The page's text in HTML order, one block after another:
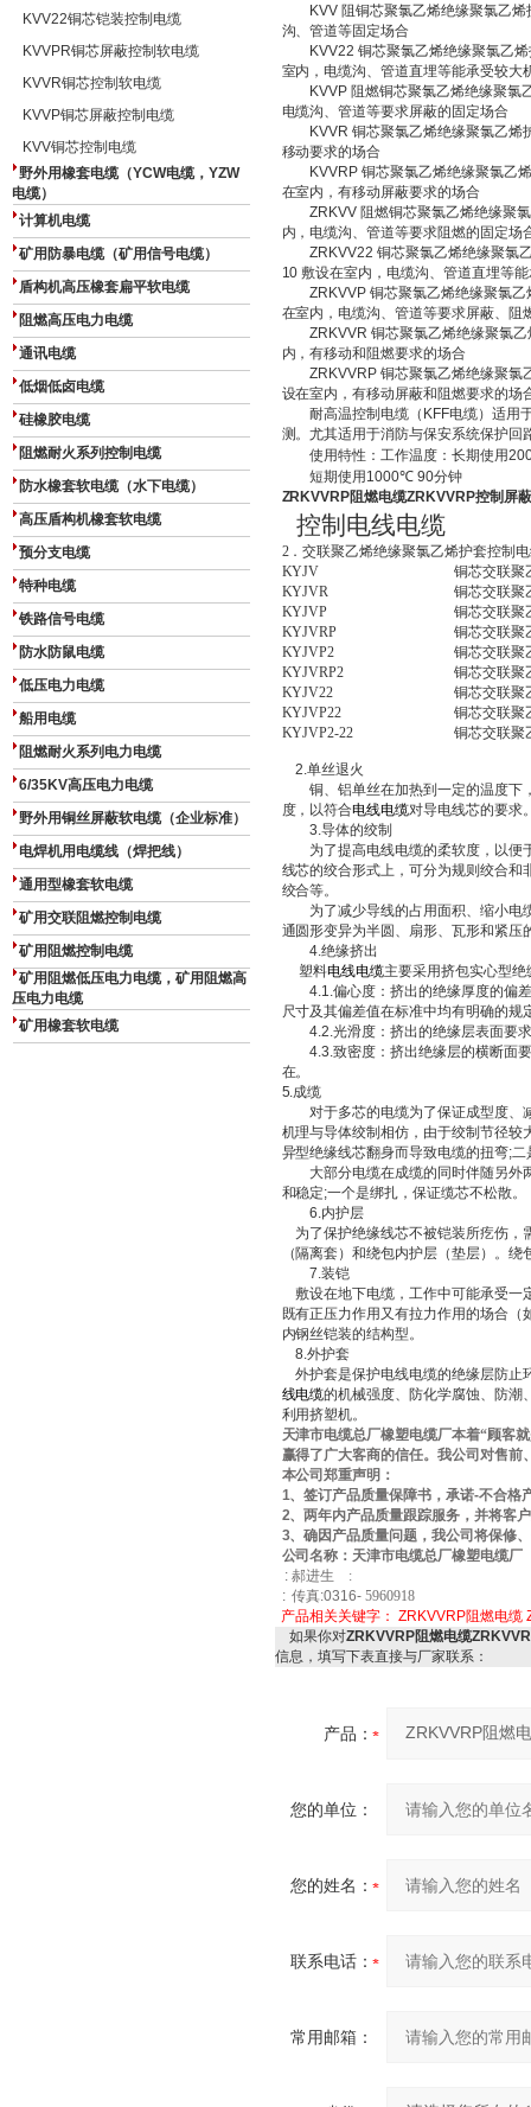
KVV22铜芯铠装控制电缆
KVVPR铜芯屏蔽控制软电缆
KVVR铜芯控制软电缆
KVVP铜芯屏蔽控制电缆
KVV铜芯控制电缆
野外用橡套电缆（YCW电缆，YZW
电缆）
计算机电缆
矿用防暴电缆（矿用信号电缆）
盾构机高压橡套扁平软电缆
阻燃高压电力电缆
通讯电缆
低烟低卤电缆
硅橡胶电缆
阻燃耐火系列控制电缆
防水橡套软电缆（水下电缆）
高压盾构机橡套软电缆
预分支电缆
特种电缆
铁路信号电缆
防水防鼠电缆
低压电力电缆
船用电缆
阻燃耐火系列电力电缆
6/35KV高压电力电缆
野外用铜丝屏蔽软电缆（企业标准）
电焊机用电缆线（焊把线）
通用型橡套软电缆
矿用交联阻燃控制电缆
矿用阻燃控制电缆
矿用阻燃低压电力电缆，矿用阻燃高
压电力电缆
矿用橡套软电缆
KVV 阻铜芯聚氯乙烯绝缘聚氯乙烯
沟、管道等固定场合
KVV22铜芯聚氯乙烯绝缘聚氯乙
室内，电缆沟、管道直埋等能承受较大
KVVP 阻燃铜芯聚氯乙烯绝缘聚氯
电缆沟、管道等要求屏蔽的固定场合
KVVR铜芯聚氯乙烯绝缘聚氯乙烯
移动要求的场合
KVVRP铜芯聚氯乙烯绝缘聚氯乙
在室内，有移动屏蔽要求的场合
ZRKVV 阻燃铜芯聚氯乙烯绝缘聚
内，电缆沟、管道等要求阻燃的固定场
ZRKVV22铜芯聚氯乙烯绝缘聚氯
10敷设在室内，电缆沟、管道直埋等
ZRKVVP铜芯聚氯乙烯绝缘聚氯
在室内，电缆沟、管道等要求屏蔽、阻
ZRKVVR铜芯聚氯乙烯绝缘聚氯
内，有移动和阻燃要求的场合
ZRKVVRP铜芯聚氯乙烯绝缘聚氯
设在室内，有移动屏蔽和阻燃要求的场
耐高温控制电缆（ KFF电缆）适用
测。尤其适用于消防与保安系统保护回
使用特性：工作温度：长期使用
短期使用 1000℃ 90分钟
ZRKVVRP阻燃电缆ZRKVVRP控制屏
4控制电线电缆
2．交联聚乙烯绝缘聚氯乙烯护套控制
KYJV
铜芯交联聚
KYJVR
铜芯交联聚
KYJVP
铜芯交联聚
KYJVRP
铜芯交联聚
KYJVP2
铜芯交联聚
KYJVRP2
铜芯交联聚
KYJV22
铜芯交联聚
KYJVP22
铜芯交联聚
KYJVP2-22
铜芯交联聚
2.单丝退火
铜、铝单丝在加热到一定的温度下
度，以符合电线电缆对导电线芯的要求
3.导体的绞制
为了提高电线电缆的柔软度，以便
线芯的绞合形式上，可分为规则绞合
绞合等。
为了减少导线的占用面积、缩小电
通圆形变异为半圆、扇形、瓦形和紧
4.绝缘挤出
塑料电线电缆主要采用挤包实心型
4.1.偏心度：挤出的绝缘厚度的偏
尺寸及其偏差值在标准中均有明确的规
4.2.光滑度：挤出的绝缘层表面要
4.3.致密度：挤出绝缘层的横断面
在。
5.成缆
对于多芯的电缆为了保证成型度、
机理与导体绞制相仿，由于绞制节径
异型绝缘线芯翻身而导致电缆的扭弯;二
大部分电缆在成缆的同时伴随另外
和稳定;一个是绑扎，保证缆芯不松散。
6.内护层
为了保护绝缘线芯不被铠装所疙伤
（隔离套）和绕包内护层（垫层）。
7.装铠
敷设在地下电缆，工作中可能承受
既有正压力作用又有拉力作用的场合
内钢丝铠装的结构型。
8.外护套
外护套是保护电线电缆的绝缘层防
线电缆的机械强度、防化学腐蚀、防潮
利用挤塑机。
天津市电缆总厂橡塑电缆厂本着“顾客
赢得了广大客商的信任。我公司对售
本公司郑重声明：
1、签订产品质量保障书，承诺-不合格
2、两年内产品质量跟踪服务，并将客
3、确因产品质量问题，我公司将保修
公司名称：天津市电缆总厂橡塑电缆厂
: 郝进生
:
: 传真:0316- 5960918
产品相关关键字：ZRKVVRP阻燃电缆
如果你对ZRKVVRP阻燃电缆
信息，填写下表直接与厂家联系：
产品：
您的单位：
您的姓名：
联系电话：
常用邮箱：